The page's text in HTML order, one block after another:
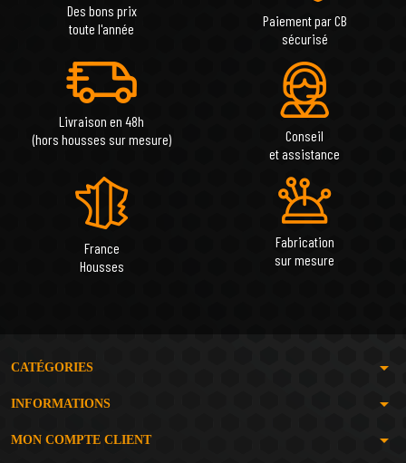
Des bons prix
toute l'année
Paiement par CB
sécurisé
Livraison en 48h
(hors housses sur mesure)
Conseil
et assistance
France
Housses
Fabrication
sur mesure
CATÉGORIES arrow_drop_down
INFORMATIONS arrow_drop_down
MON COMPTE CLIENT arrow_drop_down